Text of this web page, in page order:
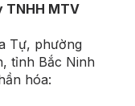
TNHH MTV
Tự, phường
tỉnh Bắc Ninh
hóa: